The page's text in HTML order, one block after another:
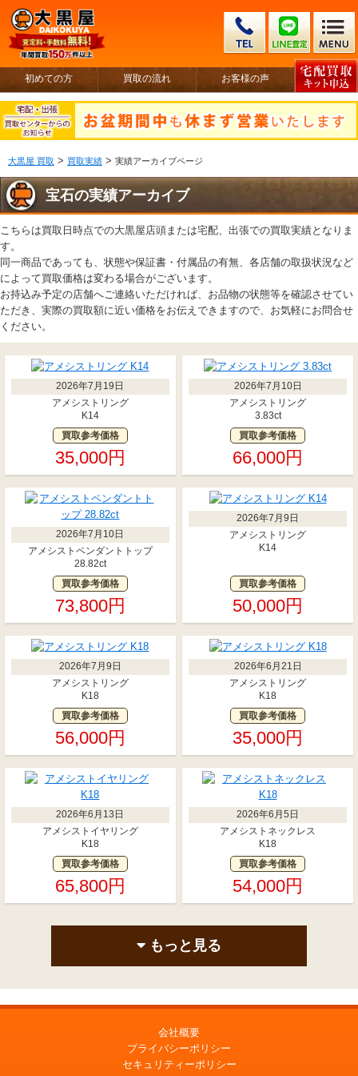
初めての方 買取の流れ お客様の声
大黒屋 買取 > 買取実績 > 実績アーカイブページ
宝石の実績アーカイブ
こちらは買取日時点での大黒屋店頭または宅配、出張での買取実績となりま
す。
同一商品であっても、状態や保証書・付属品の有無、各店舗の取扱状況など
によって買取価格は変わる場合がございます。
お持込み予定の店舗へご連絡いただければ、お品物の状態等を確認させてい
ただき、実際の買取額に近い価格をお伝えできますので、お気軽にお問合せ
ください。
2026年7月19日
アメシストリング
K14
買取参考価格
35,000円
2026年7月10日
アメシストリング
3.83ct
買取参考価格
66,000円
2026年7月10日
アメシストペンダントトップ
28.82ct
買取参考価格
73,800円
2026年7月9日
アメシストリング
K14
買取参考価格
50,000円
2026年7月9日
アメシストリング
K18
買取参考価格
56,000円
2026年6月21日
アメシストリング
K18
買取参考価格
35,000円
2026年6月13日
アメシストイヤリング
K18
買取参考価格
65,800円
2026年6月5日
アメシストネックレス
K18
買取参考価格
54,000円
もっと見る
会社概要
プライバシーポリシー
セキュリティーポリシー